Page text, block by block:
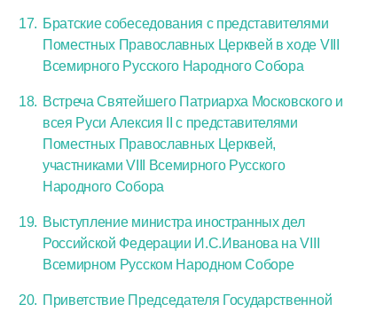
Братские собеседования с представителями
Поместных Православных Церквей в ходе VIII
Всемирного Русского Народного Собора
Встреча Святейшего Патриарха Московского и
всея Руси Алексия II с представителями
Поместных Православных Церквей,
участниками VIII Всемирного Русского
Народного Собора
Выступление министра иностранных дел
Российской Федерации И.С.Иванова на VIII
Всемирном Русском Народном Соборе
Приветствие Председателя Государственной